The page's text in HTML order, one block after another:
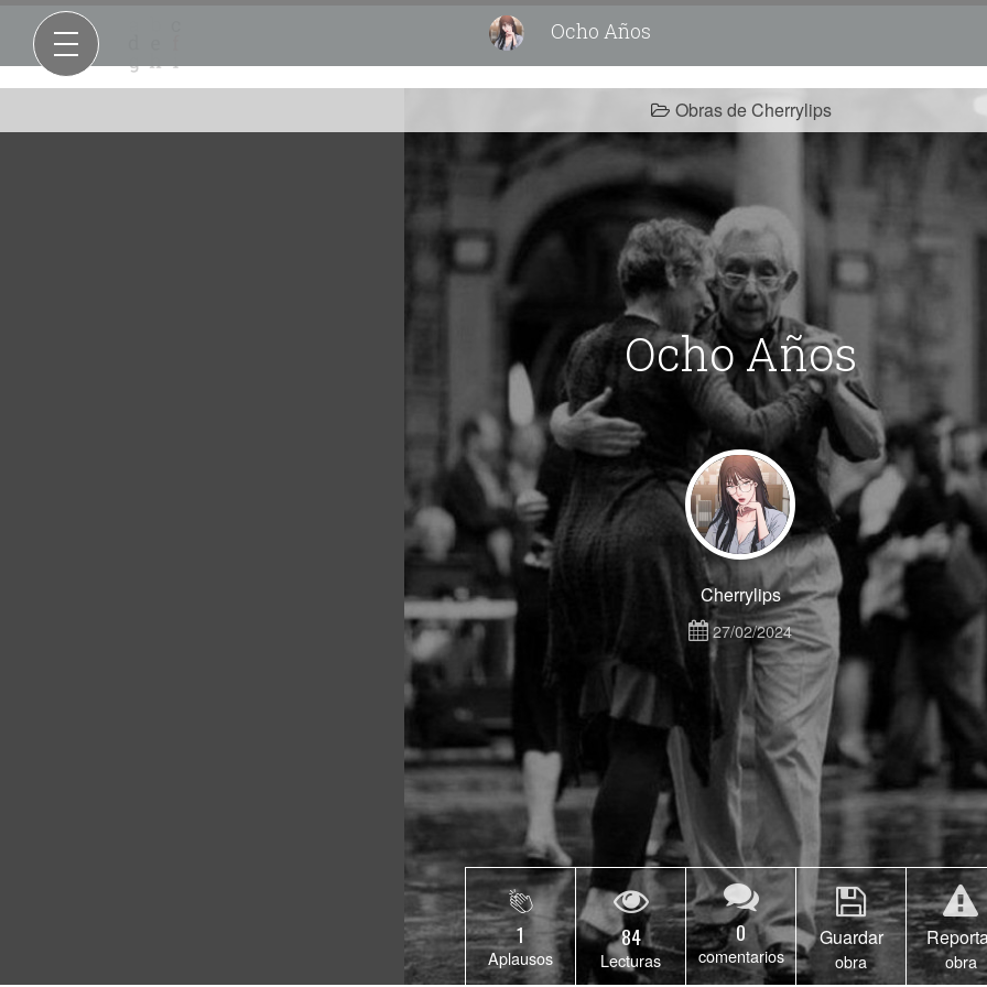
Ocho Años
Obras de Cherrylips
Ocho Años
Cherrylips
27/02/2024
1
Aplausos
84
Lecturas
0
comentarios
Guardar
obra obra